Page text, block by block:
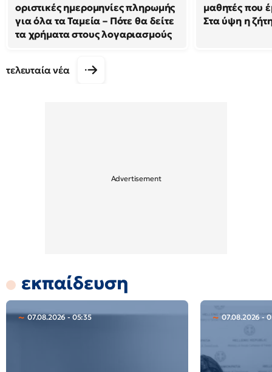
οριστικές ημερομηνίες πληρωμής
για όλα τα Ταμεία – Πότε θα δείτε
τα χρήματα στους λογαριασμούς
μαθητές που
Στα ύψη η
τελευταία νέα
εκπαίδευση
07.08.2026 - 05:35 07.08.2026 -